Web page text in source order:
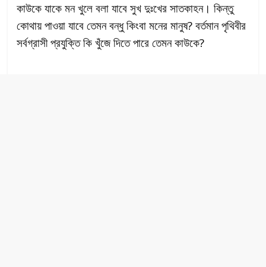
কাউকে যাকে মন খুলে বলা যাবে সুখ দুঃখের সাতকাহন। কিন্তু
কোথায় পাওয়া যাবে তেমন বন্ধু কিংবা মনের মানুষ? বর্তমান পৃথিবীর
সর্বগ্রাসী প্রযুক্তি কি খুঁজে দিতে পারে তেমন কাউকে?